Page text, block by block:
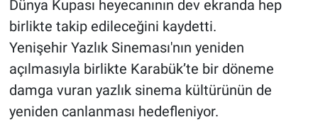
Dünya Kupası heyecanının dev ekranda hep
birlikte takip edileceğini kaydetti.
Yenişehir Yazlık Sineması'nın yeniden
açılmasıyla birlikte Karabük’te bir döneme
damga vuran yazlık sinema kültürünün de
yeniden canlanması hedefleniyor.